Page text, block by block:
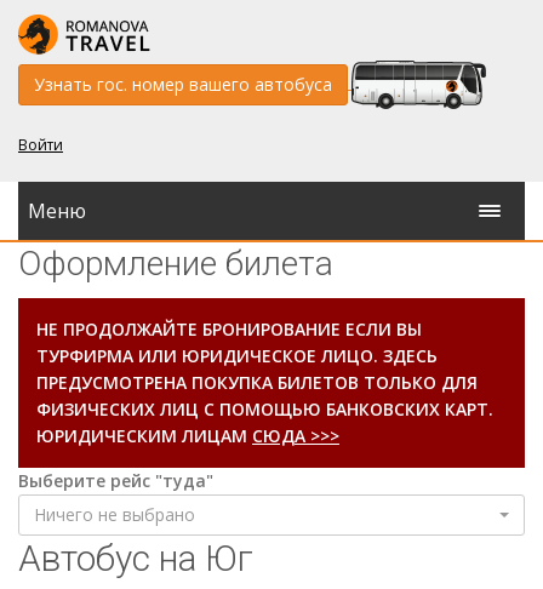
Узнать гос. номер вашего автобуса
Войти
Меню
Оформление билета
НЕ ПРОДОЛЖАЙТЕ БРОНИРОВАНИЕ ЕСЛИ ВЫ
ТУРФИРМА ИЛИ ЮРИДИЧЕСКОЕ ЛИЦО. ЗДЕСЬ
ПРЕДУСМОТРЕНА ПОКУПКА БИЛЕТОВ ТОЛЬКО ДЛЯ
ФИЗИЧЕСКИХ ЛИЦ С ПОМОЩЬЮ БАНКОВСКИХ КАРТ.
ЮРИДИЧЕСКИМ ЛИЦАМ СЮДА >>>
Выберите рейс "туда"
Ничего не выбрано
Автобус на Юг